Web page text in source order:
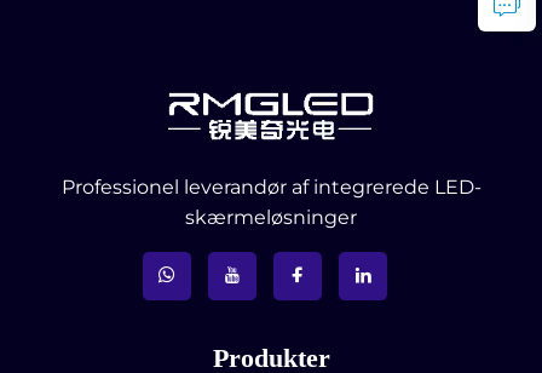
Professionel leverandør af integrerede LED-
skærmeløsninger
Produkter